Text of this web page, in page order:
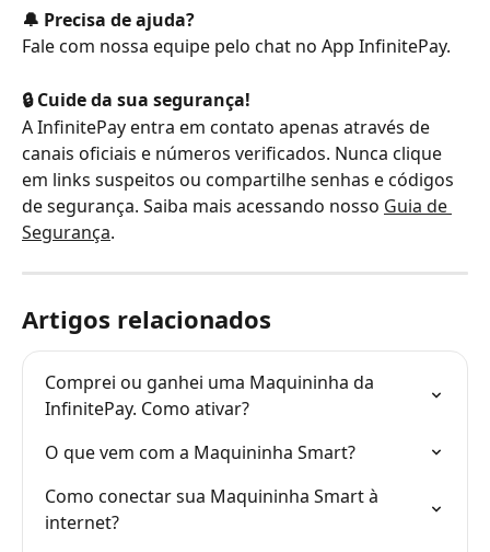
🔔 Precisa de ajuda?
Fale com nossa equipe pelo chat no App InfinitePay.
🔒 Cuide da sua segurança!
A InfinitePay entra em contato apenas através de
canais oficiais e números verificados. Nunca clique
em links suspeitos ou compartilhe senhas e códigos
de segurança. Saiba mais acessando nosso Guia de
Segurança.
Artigos relacionados
Comprei ou ganhei uma Maquininha da
InfinitePay. Como ativar?
O que vem com a Maquininha Smart?
Como conectar sua Maquininha Smart à
internet?